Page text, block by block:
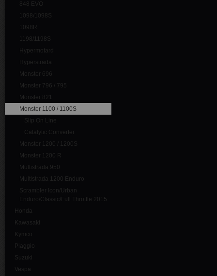
848 EVO
1098/1098S
1098R
1198/1198S
Hypermotard
Hyperstrada
Monster 696
Monster 796 / 795
Monster 821
Monster 1100 / 1100S
Slip On Line
Catalytic Converter
Monster 1200 / 1200S
Monster 1200 R
Multistrada 950
Multistrada 1200 Enduro
Scrambler Icon/Urban
Enduro/Classic/Full Throttle 2015
Honda
Kawasaki
Kymco
Piaggio
Suzuki
Vespa